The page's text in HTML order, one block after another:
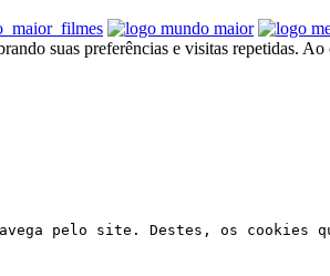
suas preferências e visitas repetidas.
pelo site. Destes, os cookies